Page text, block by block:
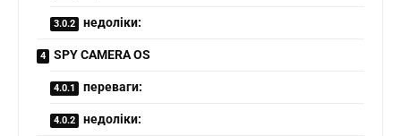
недоліки:
SPY CAMERA OS
переваги:
недоліки: